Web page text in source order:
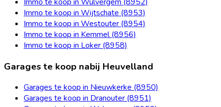
Immo te koop in Wijtschate (8953)
Immo te koop in Westouter (8954)
Immo te koop in Kemmel (8956)
Immo te koop in Loker (8958)
Garages te koop nabij Heuvelland
Garages te koop in Nieuwkerke (8950)
Garages te koop in Dranouter (8951)